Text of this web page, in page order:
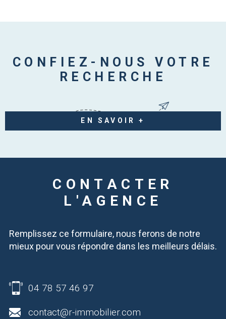
CONFIEZ-NOUS VOTRE
RECHERCHE
EN SAVOIR +
CONTACTER
L'AGENCE
Remplissez ce formulaire, nous ferons de notre
mieux pour vous répondre dans les meilleurs délais.
04 78 57 46 97
contact@r-immobilier.com